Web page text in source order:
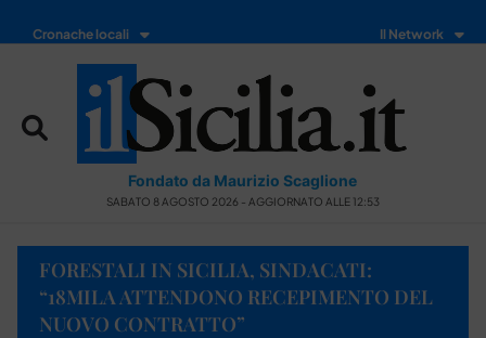
Cronache locali Il Network
Fondato da Maurizio Scaglione
SABATO 8 AGOSTO 2026 - AGGIORNATO ALLE 12:53
FORESTALI IN SICILIA, SINDACATI:
“18MILA ATTENDONO RECEPIMENTO DEL
NUOVO CONTRATTO”